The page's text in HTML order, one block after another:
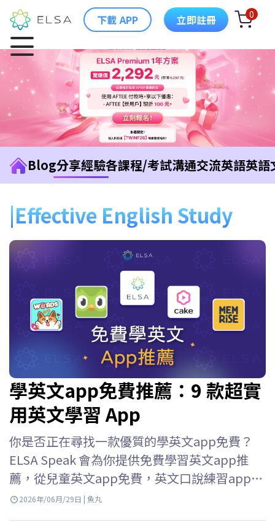
下載 APP 立即註冊 0
Blog分享經驗各課程/考試溝通交流英語英語
Effective English Study
學英文app免費推薦：9 款超實
用英文學習 App
你是否正在尋找一款優質的學英文app免費？
ELSA Speak 會為你提供免費學習英文app推
薦，從兒童英文app免費，英文口說練習app免
費到英語口語練習應用等等，幫助你輕鬆選擇
2026年/06月/29日 | 魚丸